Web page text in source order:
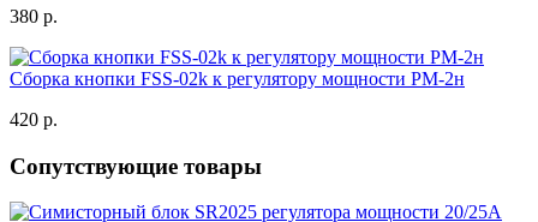
380 р.
Сборка кнопки FSS-02k к регулятору мощности РМ-2н
420 р.
Сопутствующие товары